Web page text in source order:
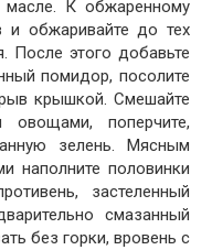
масле. К обжаренному
и обжаривайте до тех
После этого добавьте
помидор, посолите
крышкой. Смешайте
поперчите,
зелень. Мясным
половинки
застеленный
смазанный
без горки, вровень с